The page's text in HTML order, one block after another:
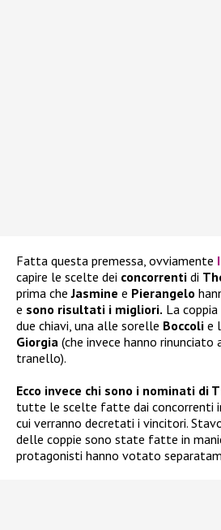
Fatta questa premessa, ovviamente
capire le scelte dei concorrenti di
prima cheJasmine e Pierangelo
e sono risultati i migliori. La
due chiavi, una alle sorelle Boccoli e
Giorgia (che invece hanno rinunciato
tranello).
Ecco invece chi sono i nominati di
tutte le scelte fatte dai concorrenti
cui verranno decretati i vincitori.
delle coppie sono state fatte in
protagonisti hanno votato